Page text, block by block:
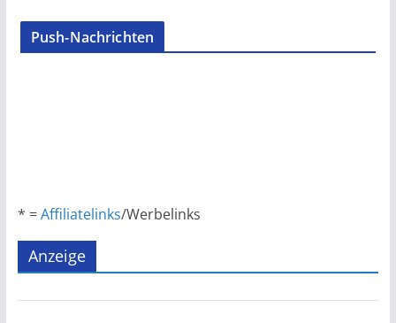
Push-Nachrichten
* =Affiliatelinks/Werbelinks
Anzeige